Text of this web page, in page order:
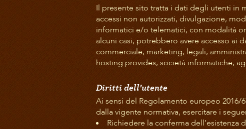
Il presente sito tratta i dati degli utenti in
accessi non autorizzati, divulgazione,
informatici e/o telematici, con modalità
alcuni casi, potrebbero avere accesso ai
commerciale, marketing, legali,
hosting provides, società informatiche,
Diritti dell'utente
Ai sensi del Regolamento europeo 2016/
dalla vigente normativa, esercitare i
Richiedere la conferma